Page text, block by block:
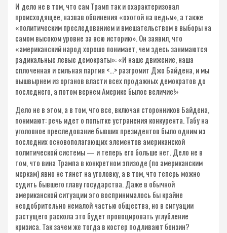
И дело не в том, что сам Трамп так и охарактеризовал
происходящее, назвав обвинения «охотой на ведьм», а также
«политическим преследованием и вмешательством в выборы на
самом высоком уровне за всю историю». Он заявил, что
«американский народ хорошо понимает, чем здесь занимаются
радикальные левые демократы»: «И наше движение, наша
сплоченная и сильная партия <…> разгромит Джо Байдена, и мы
вышвырнем из органов власти всех продажных демократов до
последнего, а потом вернем Америке былое величие!»
Дело не в этом, а в том, что все, включая сторонников Байдена,
понимают: речь идет о попытке устранения конкурента. Табу на
уголовное преследование бывших президентов было одним из
последних основополагающих элементов американской
политической системы — и теперь его больше нет. Дело не в
том, что вина Трампа в конкретном эпизоде (по американским
меркам) явно не тянет на уголовку, а в том, что теперь можно
судить бывшего главу государства. Даже в обычной
американской ситуации это воспринималось бы крайне
неодобрительно немалой частью общества, но в ситуации
растущего раскола это будет провоцировать углубление
кризиса. Так зачем же тогда в костер подливают бензин?